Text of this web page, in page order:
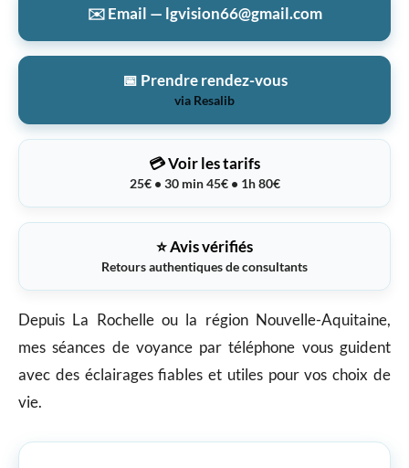
✉️ Email — lgvision66@gmail.com
📅 Prendre rendez-vous
via Resalib
💳 Voir les tarifs
25€ • 30 min 45€ • 1h 80€
⭐ Avis vérifiés
Retours authentiques de consultants
Depuis La Rochelle ou la région Nouvelle-Aquitaine,
mes séances de voyance par téléphone vous guident
avec des éclairages fiables et utiles pour vos choix de
vie.